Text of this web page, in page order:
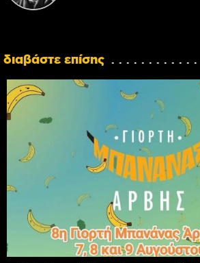
διαβάστε επίσης